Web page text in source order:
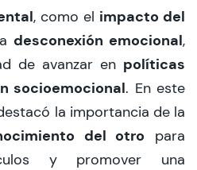
, como el impacto del
desconexión emocional,
de avanzar en políticas
socioemocional. En este
la importancia de la
del otro para
y promover una